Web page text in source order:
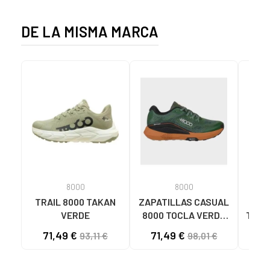
DE LA MISMA MARCA
8000
TRAIL 8000 TAKAN
VERDE
71,49 € 93,11 €
8000
ZAPATILLAS CASUAL
8000 TOCLA VERDE
71,49 €98,01 €